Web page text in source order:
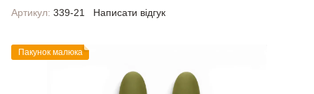
Артикул: 339-21 Написати відгук
Пакунок малюка